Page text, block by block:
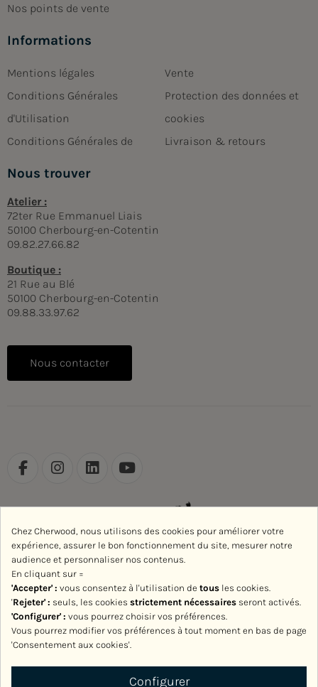
Nos points de vente
Informations
Mentions légales
Conditions Générales
d'Utilisation
Conditions Générales de
Vente
Protection des données et
cookies
Livraison & retours
Nous trouver
Atelier :
72ter Rue Emmanuel Liais
50100 Cherbourg-en-Cotentin
09.82.27.66.82
Boutique :
21 Rue au Blé
50100 Cherbourg-en-Cotentin
09.88.33.97.62
Nous contacter
Chez Cherwood, nous utilisons des cookies pour améliorer votre
expérience, assurer le bon fonctionnement du site, mesurer notre
audience et personnaliser nos contenus.
En cliquant sur =
'Accepter' : vous consentez à l'utilisation de tous les cookies.
'Rejeter' : seuls, les cookies strictement nécessaires seront activés.
'Configurer' : vous pourrez choisir vos préférences.
Vous pourrez modifier vos préférences à tout moment en bas de page
'Consentement aux cookies'.
Configurer